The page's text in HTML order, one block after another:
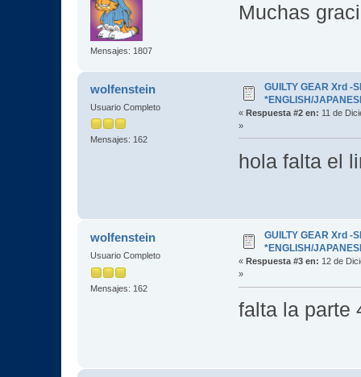
Mensajes: 1807
Muchas
wolfenstein
Usuario Completo
Mensajes: 162
GUILTY GEAR Xrd -
*ENGLISH/
« Respuesta #2 en: 11 de
»
hola falta el
wolfenstein
Usuario Completo
Mensajes: 162
GUILTY GEAR Xrd -
*ENGLISH/
« Respuesta #3 en: 12 de
»
falta la parte